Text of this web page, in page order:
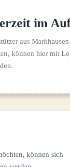
im
aus
können hier mit
können sich